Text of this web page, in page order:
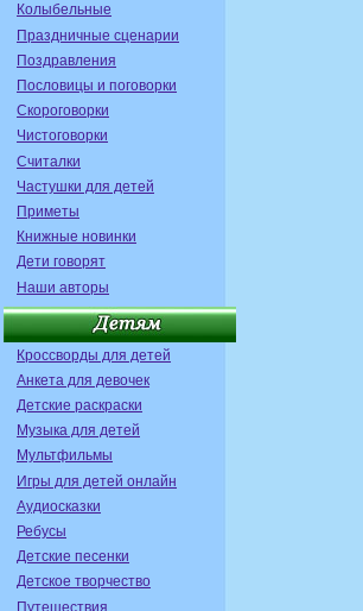
Колыбельные
Праздничные сценарии
Поздравления
Пословицы и поговорки
Скороговорки
Чистоговорки
Считалки
Частушки для детей
Приметы
Книжные новинки
Дети говорят
Наши авторы
Кроссворды для детей
Анкета для девочек
Детские раскраски
Музыка для детей
Мультфильмы
Игры для детей онлайн
Аудиосказки
Ребусы
Детские песенки
Детское творчество
Путешествия